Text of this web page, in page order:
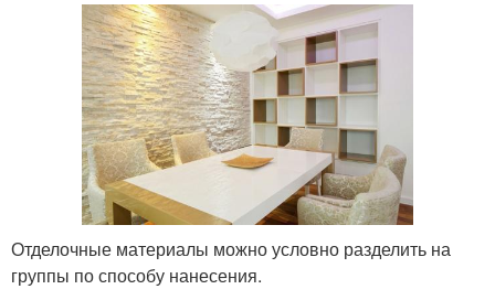
Отделочные материалы можно условно разделить на
группы по способу нанесения.